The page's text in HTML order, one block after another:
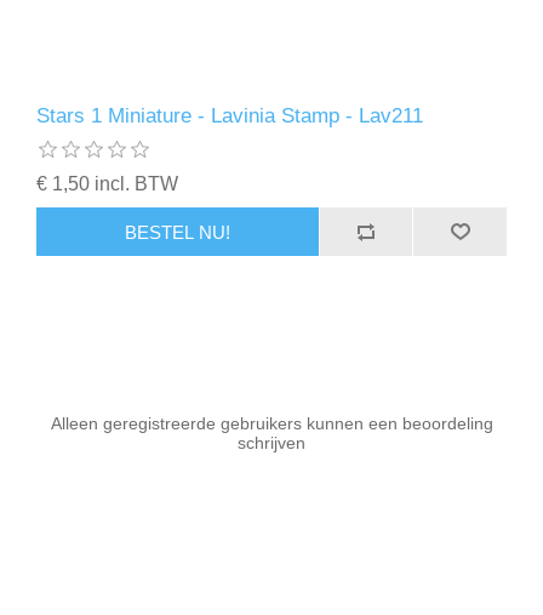
Stars 1 Miniature - Lavinia Stamp - Lav211
€ 1,50 incl. BTW
BESTEL NU!
Alleen geregistreerde gebruikers kunnen een beoordeling
schrijven